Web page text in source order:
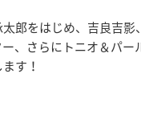
郎をはじめ、吉良吉影
、さらにトニオ＆パー
す！